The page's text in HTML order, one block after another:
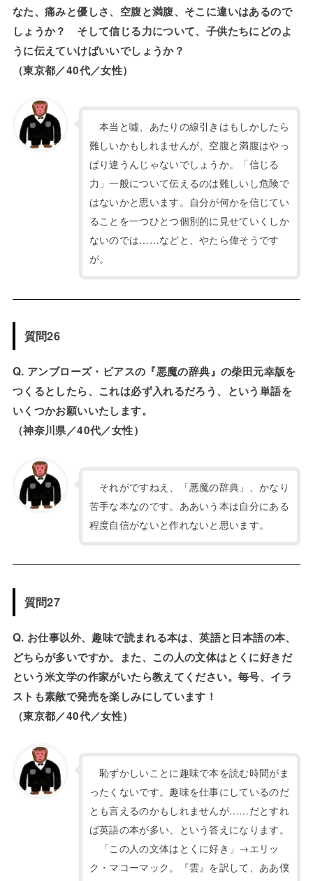
なた、痛みと優しさ、空腹と満腹、そこに違いはあるので
しょうか？ そして信じる力について、子供たちにどのよ
うに伝えていけばいいでしょうか？
（東京都／40代／女性）
本当と噓、あたりの線引きはもしかしたら
難しいかもしれませんが、空腹と満腹はやっ
ぱり違うんじゃないでしょうか。「信じる
力」一般について伝えるのは難しいし危険で
はないかと思います。自分が何かを信じてい
ることを一つひとつ個別的に見せていくしか
ないのでは……などと、やたら偉そうです
が。
質問26
Q. アンブローズ・ビアスの『悪魔の辞典』の柴田元幸版を
つくるとしたら、これは必ず入れるだろう、という単語を
いくつかお願いいたします。
（神奈川県／40代／女性）
それがですねえ、「悪魔の辞典」、かなり
苦手な本なのです。ああいう本は自分にある
程度自信がないと作れないと思います。
質問27
Q. お仕事以外、趣味で読まれる本は、英語と日本語の本、
どちらが多いですか。また、この人の文体はとくに好きだ
という米文学の作家がいたら教えてください。毎号、イラ
ストも素敵で発売を楽しみにしています！
（東京都／40代／女性）
恥ずかしいことに趣味で本を読む時間がま
ったくないです。趣味を仕事にしているのだ
とも言えるのかもしれませんが……だとすれ
ば英語の本が多い、という答えになります。
「この人の文体はとくに好き」→エリッ
ク・マコーマック。『雲』を訳して、ああ僕